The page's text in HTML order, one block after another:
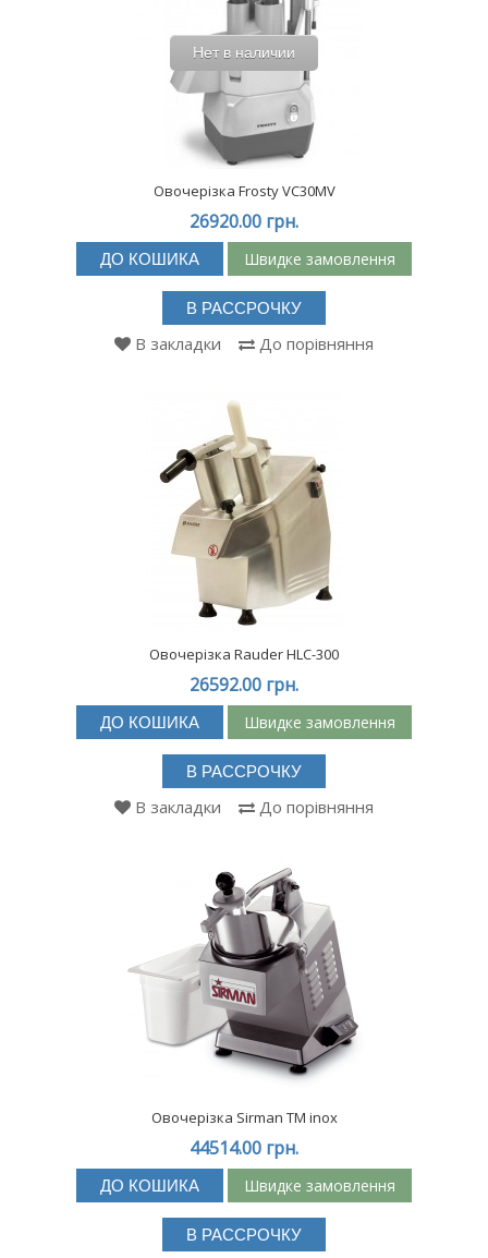
Нет в наличии
Овочерізка Frosty VC30MV
26920.00 грн.
ДО КОШИКА Швидке замовлення
В РАССРОЧКУ
В закладки До порівняння
Овочерізка Rauder HLC-300
26592.00 грн.
ДО КОШИКА Швидке замовлення
В РАССРОЧКУ
В закладки До порівняння
Овочерізка Sirman TM inox
44514.00 грн.
ДО КОШИКА Швидке замовлення
В РАССРОЧКУ